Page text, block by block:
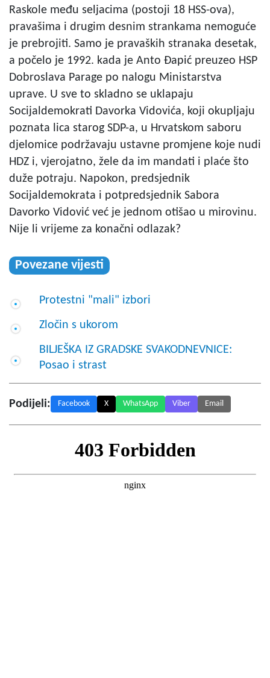
Raskole među seljacima (postoji 18 HSS-ova),
pravašima i drugim desnim strankama nemoguće
je prebrojiti. Samo je pravaških stranaka desetak,
a počelo je 1992. kada je Anto Đapić preuzeo HSP
Dobroslava Parage po nalogu Ministarstva
uprave. U sve to skladno se uklapaju
Socijaldemokrati Davorka Vidovića, koji okupljaju
poznata lica starog SDP-a, u Hrvatskom saboru
djelomice podržavaju ustavne promjene koje nudi
HDZ i, vjerojatno, žele da im mandati i plaće što
duže potraju. Napokon, predsjednik
Socijaldemokrata i potpredsjednik Sabora
Davorko Vidović već je jednom otišao u mirovinu.
Nije li vrijeme za konačni odlazak?
Povezane vijesti
Protestni "mali" izbori
Zločin s ukorom
BILJEŠKA IZ GRADSKE SVAKODNEVNICE:
Posao i strast
Podijeli: Facebook X WhatsApp Viber Email